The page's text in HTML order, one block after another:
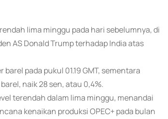
lima minggu pada hari sebelumnya, di
AS Donald Trump terhadap India atas
pada pukul 01.19 GMT, sementara
naik 28 sen, atau 0,4%.
terendah dalam lima minggu, menandai
kenaikan produksi OPEC+ pada bulan